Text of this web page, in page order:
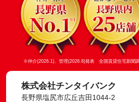
※仲介(2026.1)、管理(2026.8)発表 全国賃貸住宅新聞調
株式会社チンタイバンク
長野県塩尻市広丘吉田1044-2